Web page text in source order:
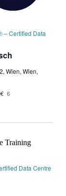
– Certified Data
Wien, Wien,
6
Data Centre